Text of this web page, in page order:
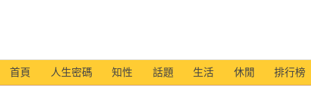
首頁 人生密碼 知性 話題 生活 休閒 排行榜